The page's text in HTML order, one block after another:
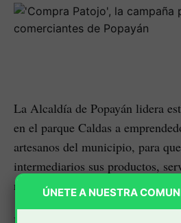
La Alcaldía de Popayán lidera
en el parque Caldas a
artesanos del municipio, para
intermediarios sus productos,
relacionados con la temporada
ÚNETE A NUESTRA